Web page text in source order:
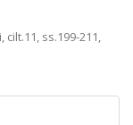
ss.199-211,